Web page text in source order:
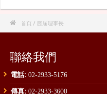
 首頁 / 歷屆理事長
聯絡我們
電話: 02-2933-5176
傳真: 02-2933-3600